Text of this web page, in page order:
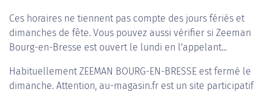
Ces horaires ne tiennent pas compte des jours fériés et
dimanches de fête. Vous pouvez aussi vérifier si Zeeman
Bourg-en-Bresse est ouvert le lundi en l'appelant...
HabituellementZEEMAN BOURG-EN-BRESSE est fermé le
dimanche. Attention, au-magasin.fr est un site participatif